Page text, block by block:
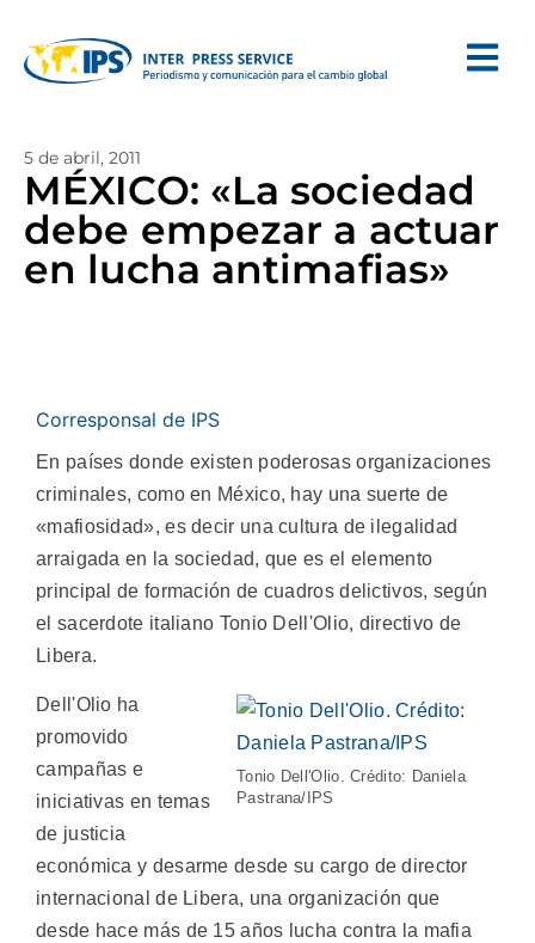
5 de abril, 2011
MÉXICO: «La sociedad
debe empezar a actuar
en lucha antimafias»
Corresponsal de IPS
En países donde existen poderosas organizaciones
criminales, como en México, hay una suerte de
«mafiosidad», es decir una cultura de ilegalidad
arraigada en la sociedad, que es el elemento
principal de formación de cuadros delictivos, según
el sacerdote italiano Tonio Dell'Olio, directivo de
Libera.
Tonio Dell'Olio. Crédito: Daniela
Pastrana/IPS
Dell'Olio ha
promovido
campañas e
iniciativas en temas
de justicia
económica y desarme desde su cargo de director
internacional de Libera, una organización que
desde hace más de 15 años lucha contra la mafia